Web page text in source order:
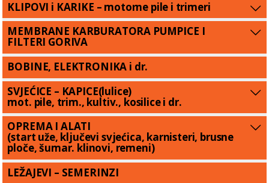
KLIPOVI i KARIKE – motorne pile i trimeri
MEMBRANE KARBURATORA PUMPICE I
FILTERI GORIVA
BOBINE, ELEKTRONIKA i dr.
SVJEĆICE – KAPICE(lulice)
mot. pile, trim., kultiv., kosilice i dr.
OPREMA I ALATI
(start uže, ključevi svjećica, karnisteri, brusne
ploče, šumar. klinovi, remeni)
LEŽAJEVI – SEMERINZI